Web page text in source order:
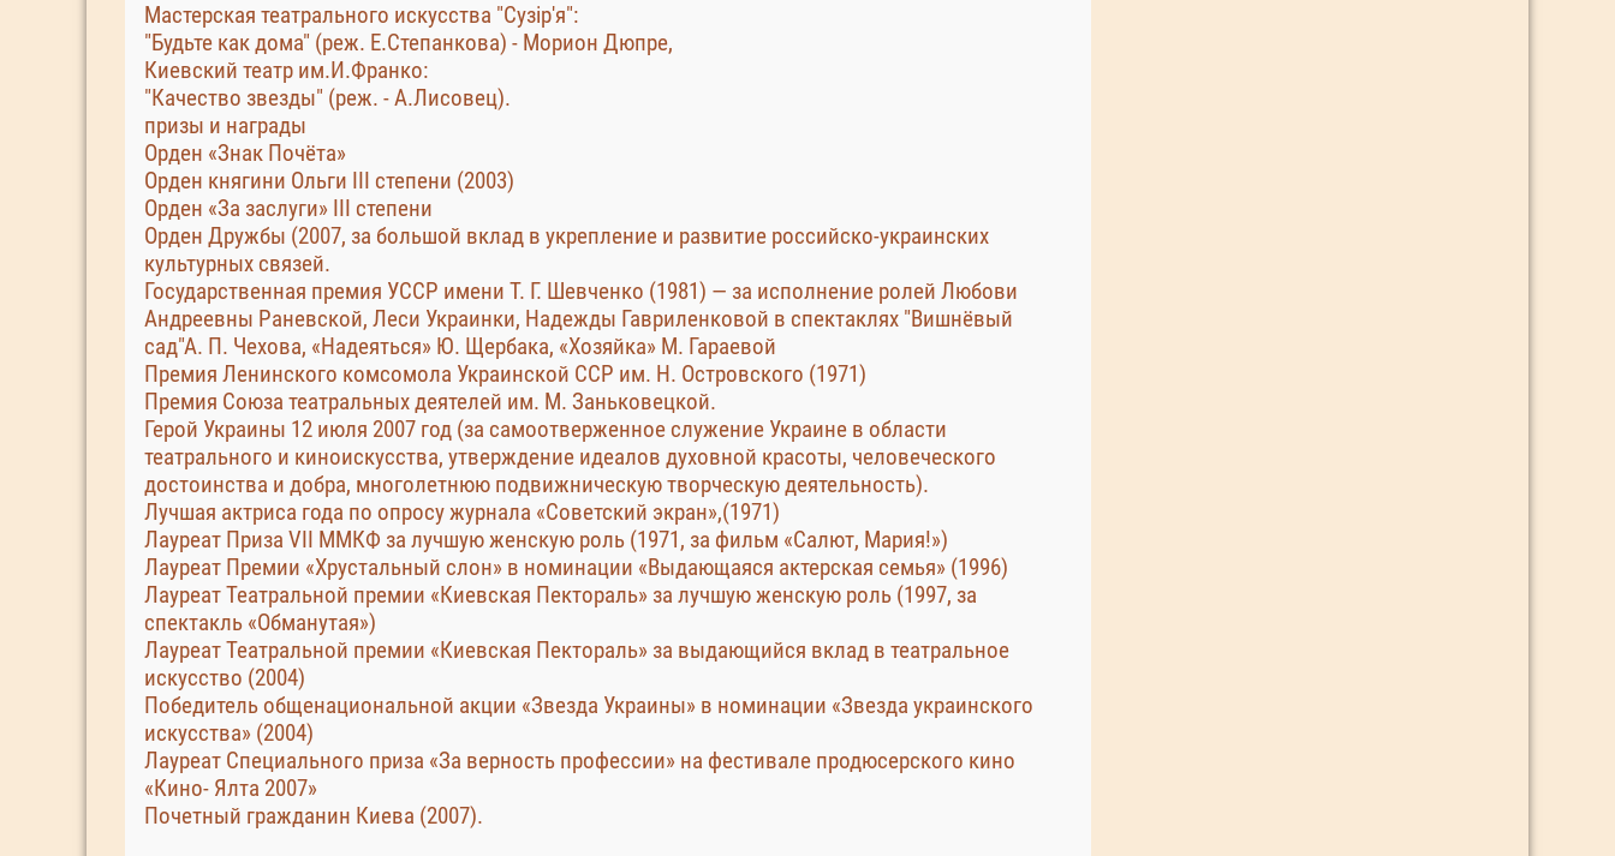
Мастерская театрального искусства "Сузір'я":
"Будьте как дома" (реж. Е.Степанкова) - Морион Дюпре,
Киевский театр им.И.Франко:
"Качество звезды" (реж. - А.Лисовец).
призы и награды
Орден «Знак Почёта»
Орден княгини Ольги III степени (2003)
Орден «За заслуги» ІІІ степени
Орден Дружбы (2007, за большой вклад в укрепление и развитие российско-украинских
культурных связей.
Государственная премия УССР имени Т. Г. Шевченко (1981) — за исполнение ролей Любови
Андреевны Раневской, Леси Украинки, Надежды Гавриленковой в спектаклях "Вишнёвый
сад"А. П. Чехова, «Надеяться» Ю. Щербака, «Хозяйка» М. Гараевой
Премия Ленинского комсомола Украинской ССР им. Н. Островского (1971)
Премия Союза театральных деятелей им. М. Заньковецкой.
Герой Украины 12 июля 2007 год (за самоотверженное служение Украине в области
театрального и киноискусства, утверждение идеалов духовной красоты, человеческого
достоинства и добра, многолетнюю подвижническую творческую деятельность).
Лучшая актриса года по опросу журнала «Советский экран»,(1971)
Лауреат Приза VII ММКФ за лучшую женскую роль (1971, за фильм «Салют, Мария!»)
Лауреат Премии «Хрустальный слон» в номинации «Выдающаяся актерская семья» (1996)
Лауреат Театральной премии «Киевская Пектораль» за лучшую женскую роль (1997, за
спектакль «Обманутая»)
Лауреат Театральной премии «Киевская Пектораль» за выдающийся вклад в театральное
искусство (2004)
Победитель общенациональной акции «Звезда Украины» в номинации «Звезда украинского
искусства» (2004)
Лауреат Специального приза «За верность профессии» на фестивале продюсерского кино
«Кино- Ялта 2007»
Почетный гражданин Киева (2007).